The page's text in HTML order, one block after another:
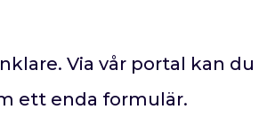
Via vår portal kan
ett enda formulär.